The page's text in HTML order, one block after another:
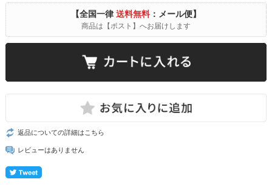
【全国一律送料無料 ：メール便】
商品は【ポスト】へお届けします
返品についての詳細はこちら
レビューはありません